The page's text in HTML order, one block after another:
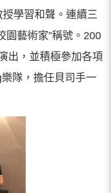
學習和聲。連續三
園藝術家”稱號。200
出，並積極參加各項
隊，擔任貝司手一